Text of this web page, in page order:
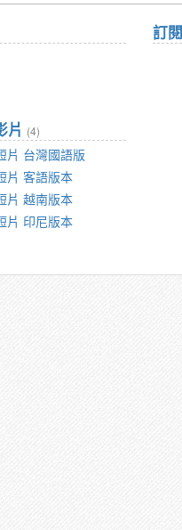
訂
片 (4)
片 台灣國語版
片 客語版本
片 越南版本
片 印尼版本